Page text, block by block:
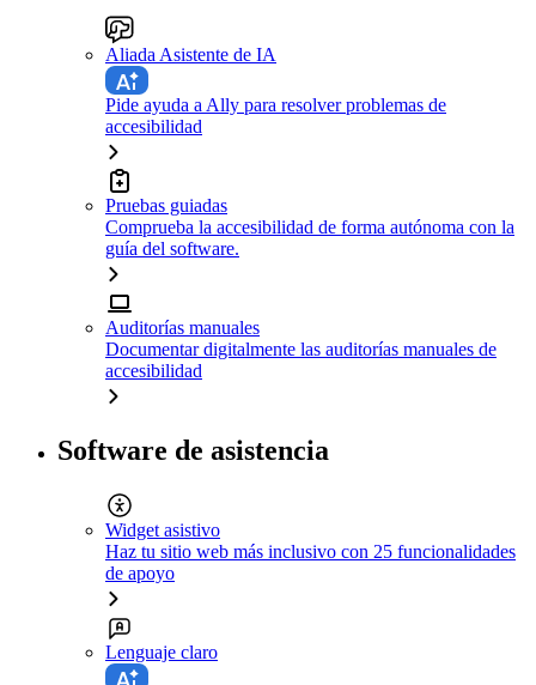
Aliada Asistente de IA
Pide ayuda a Ally para resolver problemas de
accesibilidad
Pruebas guiadas
Comprueba la accesibilidad de forma autónoma con la
guía del software.
Auditorías manuales
Documentar digitalmente las auditorías manuales de
accesibilidad
Software de asistencia
Widget asistivo
Haz tu sitio web más inclusivo con 25 funcionalidades
de apoyo
Lenguaje claro